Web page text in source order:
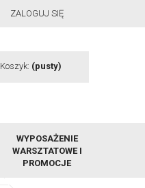
ZALOGUJ SIĘ
Koszyk: (pusty)
WYPOSAŻENIE
WARSZTATOWE I
PROMOCJE